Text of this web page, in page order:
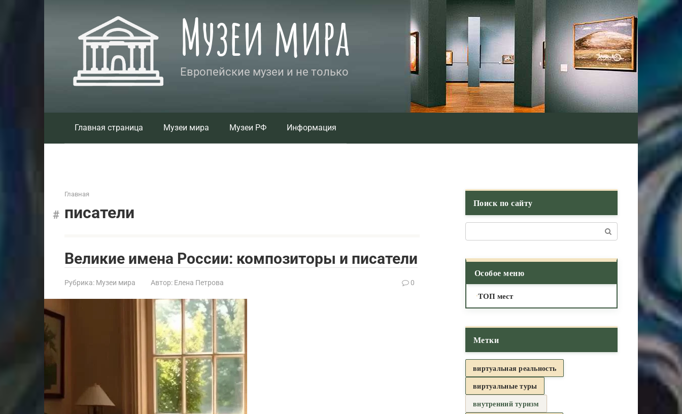
Музеи мира
Европейские музеи и не только
Главная страница Музеи мира Музеи РФ Информация
Главная
писатели
Великие имена России: композиторы и писатели
Рубрика: Музеи мира Автор: Елена Петрова 0
Поиск по сайту
Особое меню
ТОП мест
Метки
виртуальная реальность
виртуальные туры
внутренний туризм